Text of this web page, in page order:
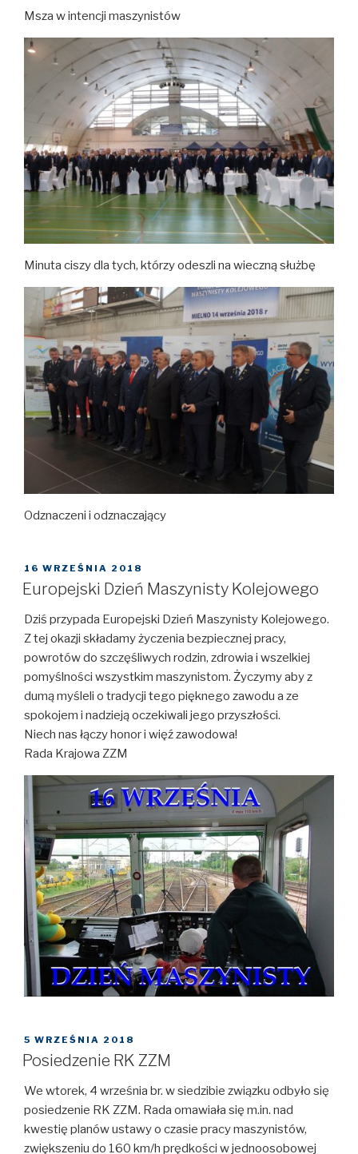
Msza w intencji maszynistów
Minuta ciszy dla tych, którzy odeszli na wieczną służbę
Odznaczeni i odznaczający
OPUBLIKOWANE
W
16 WRZEŚNIA 2018
Europejski Dzień Maszynisty Kolejowego
Dziś przypada Europejski Dzień Maszynisty Kolejowego.
Z tej okazji składamy życzenia bezpiecznej pracy,
powrotów do szczęśliwych rodzin, zdrowia i wszelkiej
pomyślności wszystkim maszynistom. Życzymy aby z
dumą myśleli o tradycji tego pięknego zawodu a ze
spokojem i nadzieją oczekiwali jego przyszłości.
Niech nas łączy honor i więź zawodowa!
Rada Krajowa ZZM
OPUBLIKOWANE
W
5 WRZEŚNIA 2018
Posiedzenie RK ZZM
We wtorek, 4 września br. w siedzibie związku odbyło się
posiedzenie RK ZZM. Rada omawiała się m.in. nad
kwestię planów ustawy o czasie pracy maszynistów,
zwiększeniu do 160 km/h prędkości w jednoosobowej